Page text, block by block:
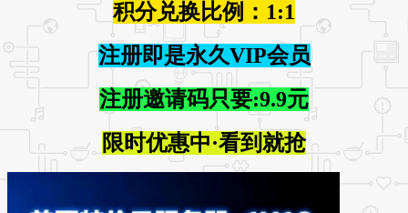
积分兑换比例：1:1
注册即是永久VIP会员
注册邀请码只要:9.9元
限时优惠中·看到就抢